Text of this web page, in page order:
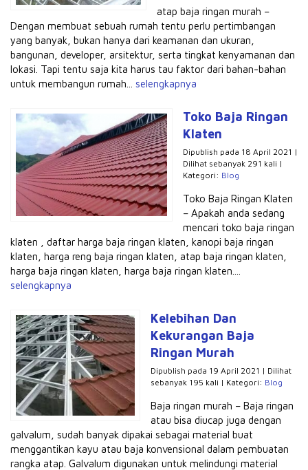
atap baja ringan murah –
Dengan membuat sebuah rumah tentu perlu pertimbangan
yang banyak, bukan hanya dari keamanan dan ukuran,
bangunan, developer, arsitektur, serta tingkat kenyamanan dan
lokasi. Tapi tentu saja kita harus tau faktor dari bahan-bahan
untuk membangun rumah... selengkapnya
Toko Baja Ringan
Klaten
Dipublish pada 18 April 2021 |
Dilihat sebanyak 291 kali |
Kategori: Blog
Toko Baja Ringan Klaten
– Apakah anda sedang
mencari toko baja ringan
klaten , daftar harga baja ringan klaten, kanopi baja ringan
klaten, harga reng baja ringan klaten, atap baja ringan klaten,
harga baja ringan klaten, harga baja ringan klaten....
selengkapnya
Kelebihan Dan
Kekurangan Baja
Ringan Murah
Dipublish pada 19 April 2021 | Dilihat
sebanyak 195 kali | Kategori: Blog
Baja ringan murah – Baja ringan
atau bisa diucap juga dengan
galvalum, sudah banyak dipakai sebagai material buat
menggantikan kayu atau baja konvensional dalam pembuatan
rangka atap. Galvalum digunakan untuk melindungi material